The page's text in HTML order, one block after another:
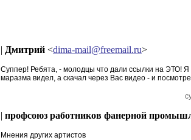
| Дмитрий <dima-mail@freemail.ru>
Суппер! Ребята, - молодцы что дали ссылки на ЭТО! Я
маразма видел, а скачал через Вас видео - и
| профсоюз работников фанерной
Мнения других артистов